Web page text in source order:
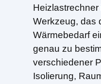
Werkzeug, das
Wärmebedarf
genau zu
verschiedener
Isolierung,